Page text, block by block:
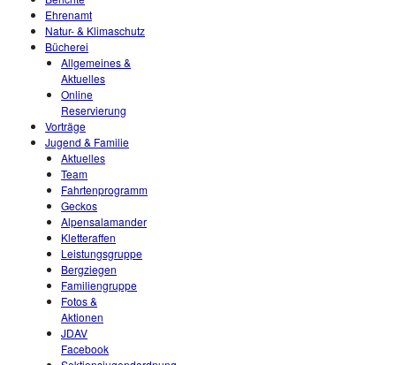
Ehrenamt
Natur- & Klimaschutz
Bücherei
Allgemeines &
Aktuelles
Online
Reservierung
Vorträge
Jugend & Familie
Aktuelles
Team
Fahrtenprogramm
Geckos
Alpensalamander
Kletteraffen
Leistungsgruppe
Bergziegen
Familiengruppe
Fotos &
Aktionen
JDAV
Facebook